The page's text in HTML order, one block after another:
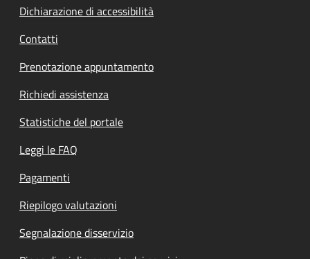
Dichiarazione di accessibilità
Contatti
Prenotazione appuntamento
Richiedi assistenza
Statistiche del portale
Leggi le FAQ
Pagamenti
Riepilogo valutazioni
Segnalazione disservizio